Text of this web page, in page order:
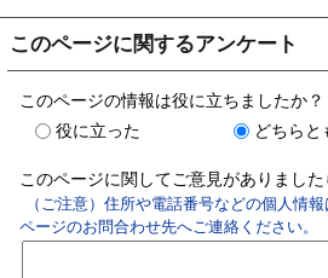
このページに関するアンケート
このページの情報は役に立ちましたか？
役に立った
どちらと
このページに関してご意見がありまし
（ご注意）住所や電話番号などの個人情
ページのお問合わせ先へご連絡ください。